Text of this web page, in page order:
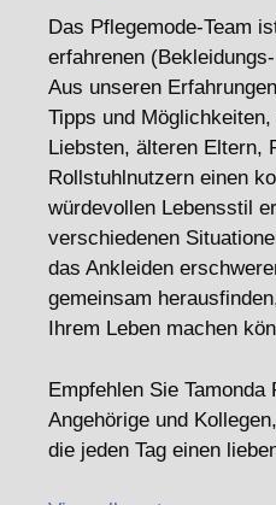
Das Pflegemode-Team
erfahrenen
Aus unseren
Tipps und
Liebsten, älteren Eltern,
Rollstuhlnutzern einen
würdevollen Lebensstil
verschiedenen
das Ankleiden
gemeinsam
Ihrem Leben machen
Empfehlen Sie Tamonda
Angehörige und
die jeden Tag einen